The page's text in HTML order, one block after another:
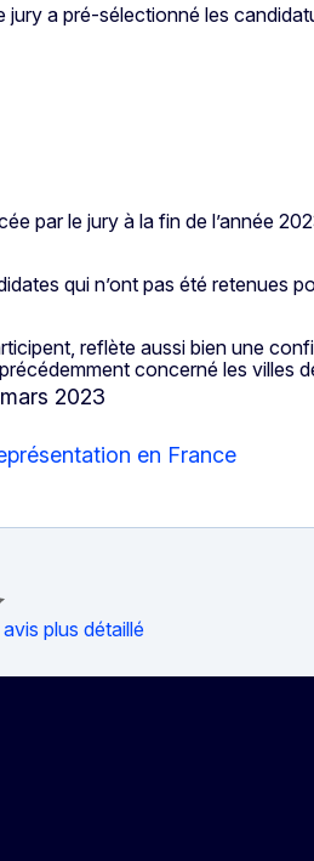
jury a pré-sélectionné les
par le jury à la fin de l’année
qui n’ont pas été
reflète aussi bien une
concerné les
2023
en France
plus détaillé